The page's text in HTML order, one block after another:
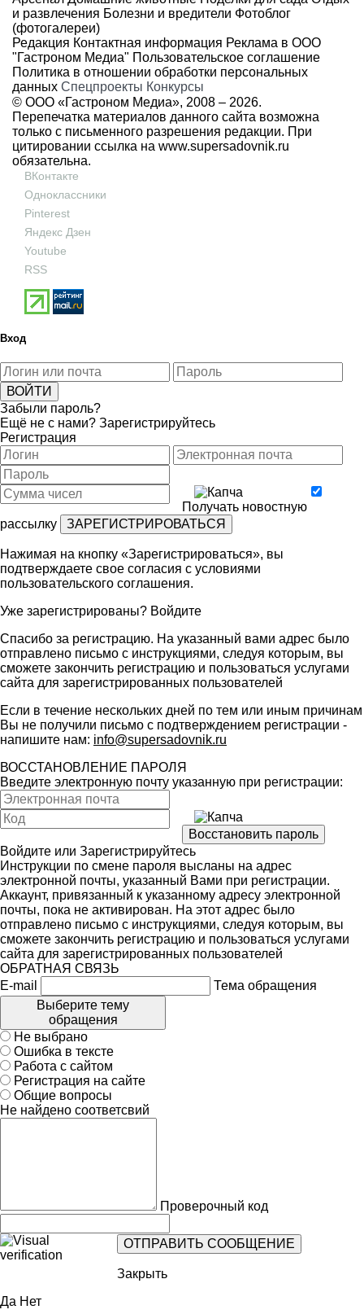
и развлечения Болезни и вредители Фотоблог
(фотогалереи)
Редакция Контактная информация Реклама в ООО
"Гастроном Медиа" Пользовательское соглашение
Политика в отношении обработки персональных
данных Спецпроекты Конкурсы
© ООО «Гастроном Медиа», 2008 – 2026.
Перепечатка материалов данного сайта возможна
только с письменного разрешения редакции. При
цитировании ссылка на www.supersadovnik.ru
обязательна.
ВКонтакте
Одноклассники
Pinterest
Яндекс Дзен
Youtube
RSS
Вход
Забыли пароль?
Ещё не с нами? Зарегистрируйтесь
Регистрация
Получать новостную
рассылку
Нажимая на кнопку «Зарегистрироваться», вы
подтверждаете свое согласия с условиями
пользовательского соглашения.
Уже зарегистрированы? Войдите
Спасибо за регистрацию. На указанный вами адрес было
отправлено письмо с инструкциями, следуя которым, вы
сможете закончить регистрацию и пользоваться услугами
сайта для зарегистрированных пользователей
Если в течение нескольких дней по тем или иным причинам
Вы не получили письмо с подтверждением регистрации -
напишите нам: info@supersadovnik.ru
ВОССТАНОВЛЕНИЕ ПАРОЛЯ
Введите электронную почту указанную при регистрации:
Войдите или Зарегистрируйтесь
Инструкции по смене пароля высланы на адрес
электронной почты, указанный Вами при регистрации.
Аккаунт, привязанный к указанному адресу электронной
почты, пока не активирован. На этот адрес было
отправлено письмо с инструкциями, следуя которым, вы
сможете закончить регистрацию и пользоваться услугами
сайта для зарегистрированных пользователей
ОБРАТНАЯ СВЯЗЬ
E-mail
Тема обращения
Выберите тему
обращения
Не выбрано
Ошибка в тексте
Работа с сайтом
Регистрация на сайте
Общие вопросы
Не найдено соответсвий
Проверочный код
Закрыть
Да Нет